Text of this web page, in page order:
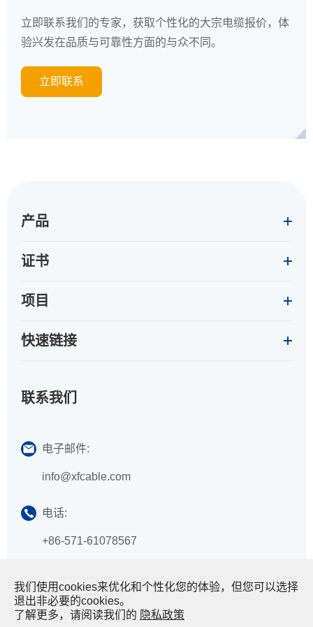
立即联系我们的专家，获取个性化的大宗电缆报价，体
验兴发在品质与可靠性方面的与众不同。
立即联系
产品
证书
项目
快速链接
联系我们
电子邮件:
info@xfcable.com
电话:
+86-571-61078567
No. 159, Yunchao Road, Jinbei Street, Lin'an,
我们使用cookies来优化和个性化您的体验，但您可以选择
退出非必要的cookies。
了解更多，请阅读我们的 隐私政策